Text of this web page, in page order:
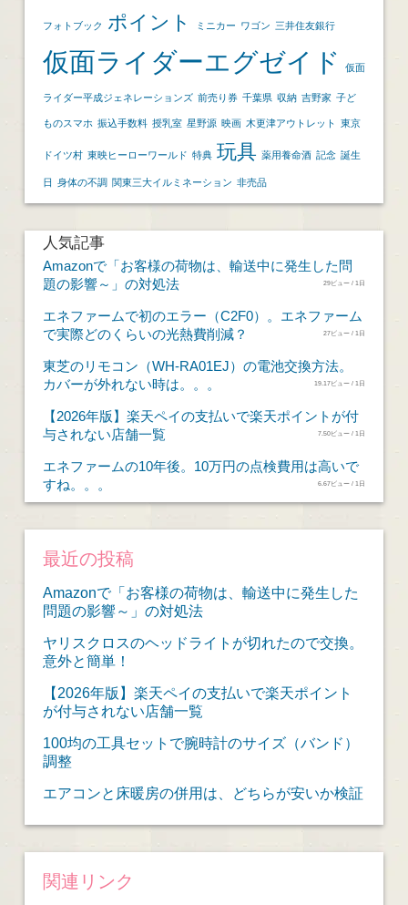
フォトブック ポイント ミニカー ワゴン 三井住友銀行
仮面ライダーエグゼイド 仮面
ライダー平成ジェネレーションズ 前売り券 千葉県 収納 吉野家 子ど
ものスマホ 振込手数料 授乳室 星野源 映画 木更津アウトレット 東京
ドイツ村 東映ヒーローワールド 特典 玩具 薬用養命酒 記念 誕生
日 身体の不調 関東三大イルミネーション 非売品
人気記事
Amazonで「お客様の荷物は、輸送中に発生した問
題の影響～」の対処法
29ビュー / 1日
エネファームで初のエラー（C2F0）。エネファーム
で実際どのくらいの光熱費削減？
27ビュー / 1日
東芝のリモコン（WH-RA01EJ）の電池交換方法。
カバーが外れない時は。。。
19.17ビュー / 1日
【2026年版】楽天ペイの支払いで楽天ポイントが付
与されない店舗一覧
7.50ビュー / 1日
エネファームの10年後。10万円の点検費用は高いで
すね。。。
6.67ビュー / 1日
最近の投稿
Amazonで「お客様の荷物は、輸送中に発生した
問題の影響～」の対処法
ヤリスクロスのヘッドライトが切れたので交換。
意外と簡単！
【2026年版】楽天ペイの支払いで楽天ポイント
が付与されない店舗一覧
100均の工具セットで腕時計のサイズ（バンド）
調整
エアコンと床暖房の併用は、どちらが安いか検証
関連リンク